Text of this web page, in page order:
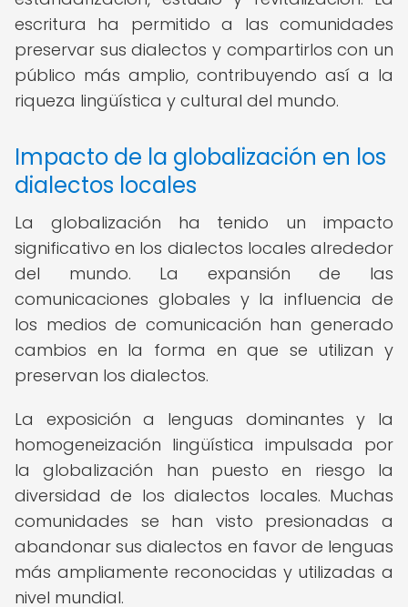
escritura ha permitido a las comunidades
preservar sus dialectos y compartirlos con un
público más amplio, contribuyendo así a la
riqueza lingüística y cultural del mundo.
Impacto de la globalización en los
dialectos locales
La globalización ha tenido un impacto
significativo en los dialectos locales alrededor
del mundo. La expansión de las
comunicaciones globales y la influencia de
los medios de comunicación han generado
cambios en la forma en que se utilizan y
preservan los dialectos.
La exposición a lenguas dominantes y la
homogeneización lingüística impulsada por
la globalización han puesto en riesgo la
diversidad de los dialectos locales. Muchas
comunidades se han visto presionadas a
abandonar sus dialectos en favor de lenguas
más ampliamente reconocidas y utilizadas a
nivel mundial.